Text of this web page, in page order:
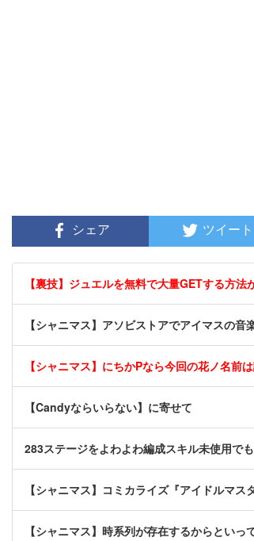
シェア ツイート
【裏技】ジュエルを無料で大量GETする方
【シャニマス】アソビストアでアイマスの
【シャニマス】にちかPなら今回の花ノ名前
【Candyならいらない】に寄せて
283ステージをよわよわ編成スキル未使用で
【シャニマス】コミカライズ『アイドルマ
【シャニマス】時系列が存在するからとい